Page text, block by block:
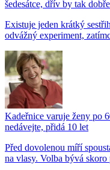
šedesátce, dřív by tak
Existuje jeden krátký
odvážný experiment,
Kadeřnice varuje ženy po
nedávejte, přidá 10 let
Před dovolenou míří
na vlasy. Volba bývá skoro